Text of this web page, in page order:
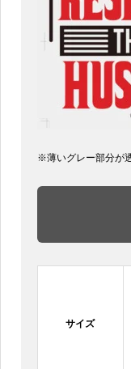
※薄いグレー部分が
サイズ